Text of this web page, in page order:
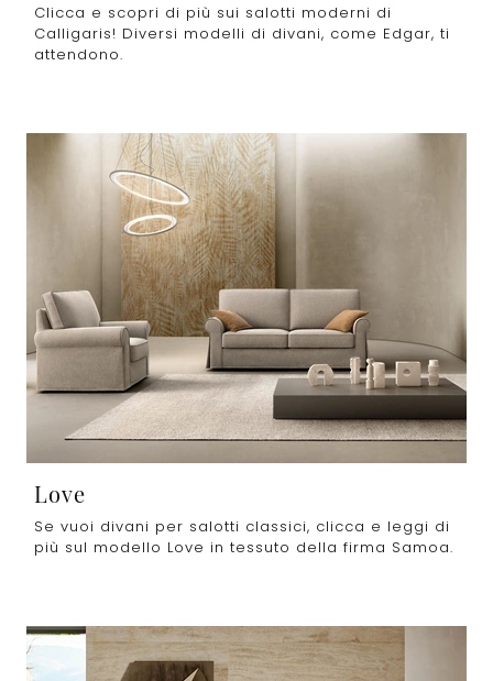
Clicca e scopri di più sui salotti moderni di
Calligaris! Diversi modelli di divani, come Edgar, ti
attendono.
Love
Se vuoi divani per salotti classici, clicca e leggi di
più sul modello Love in tessuto della firma Samoa.